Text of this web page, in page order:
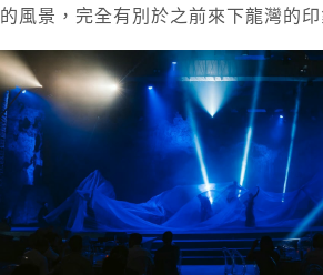
的風景，完全有別於之前來下龍灣的印